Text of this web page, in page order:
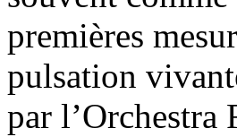
premières
pulsation
par